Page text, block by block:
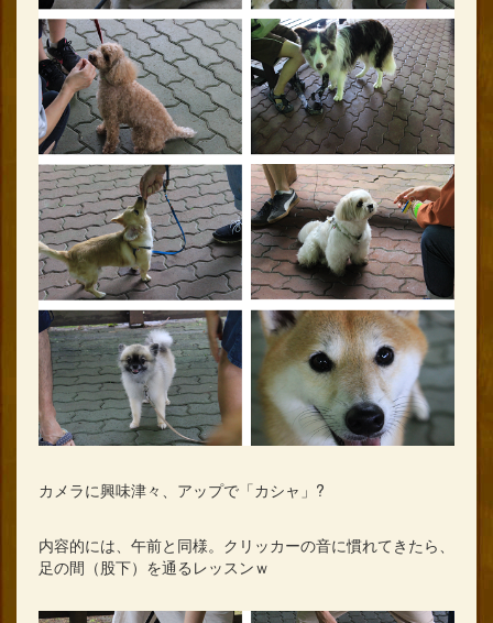
カメラに興味津々、アップで「カシャ」?
内容的には、午前と同様。クリッカーの音に慣れてきたら、
足の間（股下）を通るレッスンｗ